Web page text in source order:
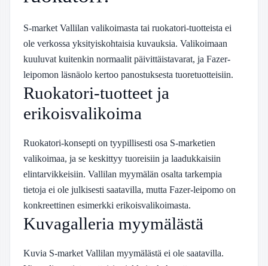
S-market Vallilan valikoimasta tai ruokatori-tuotteista ei
ole verkossa yksityiskohtaisia kuvauksia. Valikoimaan
kuuluvat kuitenkin normaalit päivittäistavarat, ja Fazer-
leipomon läsnäolo kertoo panostuksesta tuoretuotteisiin.
Ruokatori-tuotteet ja
erikoisvalikoima
Ruokatori-konsepti on tyypillisesti osa S-marketien
valikoimaa, ja se keskittyy tuoreisiin ja laadukkaisiin
elintarvikkeisiin. Vallilan myymälän osalta tarkempia
tietoja ei ole julkisesti saatavilla, mutta Fazer-leipomo on
konkreettinen esimerkki erikoisvalikoimasta.
Kuvagalleria myymälästä
Kuvia S-market Vallilan myymälästä ei ole saatavilla.